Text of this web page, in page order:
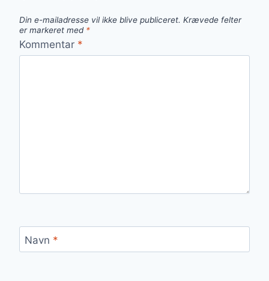
Din e-mailadresse vil ikke blive publiceret. Krævede felter
er markeret med *
Kommentar *
Navn *